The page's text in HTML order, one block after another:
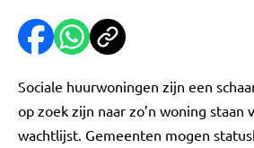
Sociale huurwoningen zijn een
op zoek zijn naar zo’n woning staan
wachtlijst. Gemeenten mogen